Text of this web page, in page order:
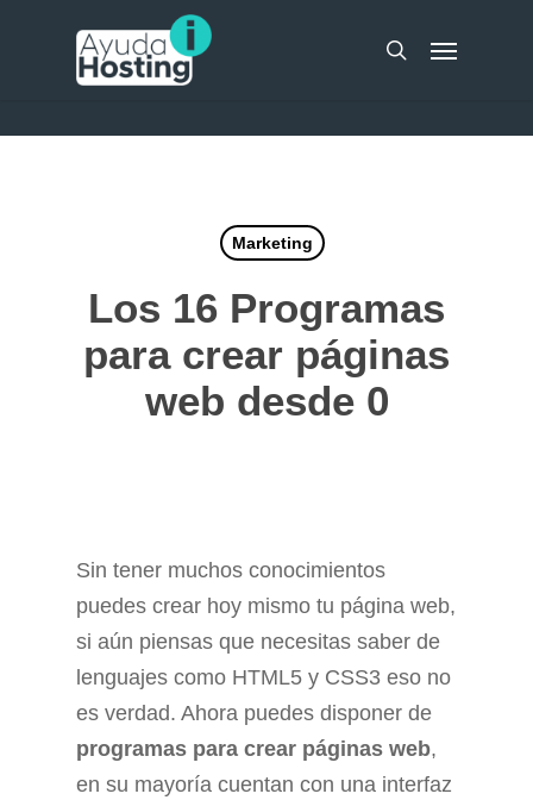
search
Menu
Marketing
Los 16 Programas
para crear páginas
web desde 0
Sin tener muchos conocimientos
puedes crear hoy mismo tu página web,
si aún piensas que necesitas saber de
lenguajes como HTML5 y CSS3 eso no
es verdad. Ahora puedes disponer de
programas para crear páginas web,
en su mayoría cuentan con una interfaz